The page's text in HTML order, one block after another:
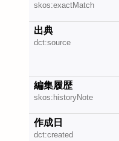
skos:exactMatch
出典
dct:source
編集履歴
skos:historyNote
作成日
dct:created